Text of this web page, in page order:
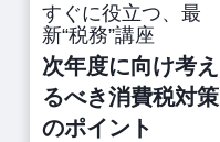
すぐに役立つ、最
新“税務”講座
次年度に向け考え
るべき消費税対策
のポイント